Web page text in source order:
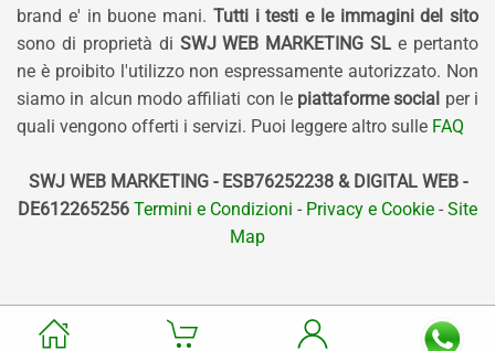
brand e' in buone mani. Tutti i testi e le immagini del sito
sono di proprietà di SWJ WEB MARKETING SL e pertanto
ne è proibito l'utilizzo non espressamente autorizzato. Non
siamo in alcun modo affiliati con le piattaforme social per i
quali vengono offerti i servizi. Puoi leggere altro sulle FAQ
SWJ WEB MARKETING - ESB76252238 & DIGITAL WEB -
DE612265256 Termini e Condizioni - Privacy e Cookie - Site
Map